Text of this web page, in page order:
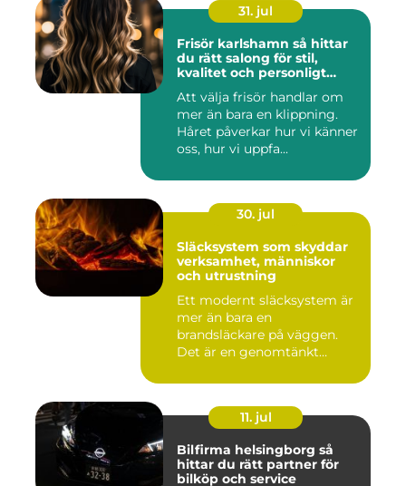
31. jul
Frisör karlshamn så hittar
du rätt salong för stil,
kvalitet och personligt
Att välja frisör handlar om
mer än bara en klippning.
Håret påverkar hur vi känner
oss, hur vi uppfa...
30. jul
Släcksystem som skyddar
verksamhet, människor
och utrustning
Ett modernt släcksystem är
mer än bara en
brandsläckare på väggen.
Det är en genomtänkt
11. jul
Bilfirma helsingborg så
hittar du rätt partner för
bilköp och service